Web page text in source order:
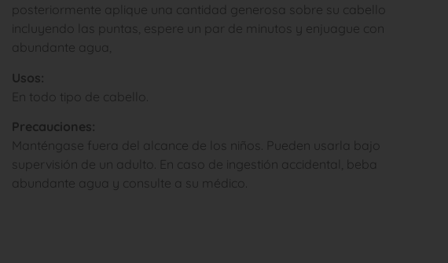
posteriormente aplique una cantidad generosa sobre su cabello
incluyendo las puntas, espere un par de minutos y enjuague con
abundante agua,
Usos:
En todo tipo de cabello.
Precauciones:
Manténgase fuera del alcance de los niños. Pueden usarla bajo
supervisión de un adulto. En caso de ingestión accidental, beba
abundante agua y consulte a su médico.